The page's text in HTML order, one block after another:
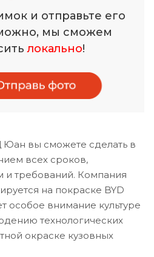
и отправьте его
мы сможем
локально!
вы сможете сделать в
всех сроков,
и требований. Компания
на покраске BYD
особое внимание культуре
технологических
окраске кузовных